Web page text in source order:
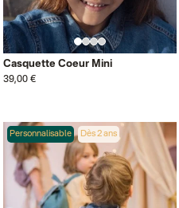
Casquette Coeur Mini
39,00 €
Dès 2 ans
Personnalisable